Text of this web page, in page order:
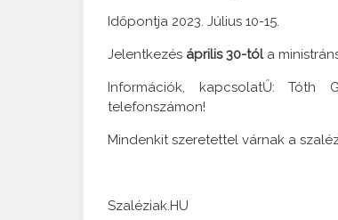
Időpontja 2023. Július 10-15.
Jelentkezés április 30-tóla
Információk, kapcsolatŰ: Tóth
telefonszámon!
Mindenkit szeretettel várnak a
Szaléziak.HU